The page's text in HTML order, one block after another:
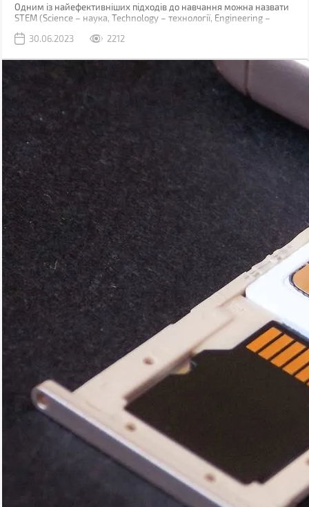
Одним із найефективніших підходів до навчання можна назвати
STEM (Science – наука, Technology – технології, Engineering –
такої моделі навчання є не просте заучування фактів, а здобуття
дошкільного та молодшого шкільного віку, яким ще рано
проводити лабораторні досліди, цей підхід допомагають
реалізувати ігри. А окремим випадком ігрового підходу до
навчання можна назвати STEM-конструктори.
30.06.2023 2212